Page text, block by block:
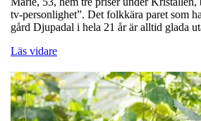
tv-personlighet”. Det folkkära paret som
gård Djupadal i hela 21 år är alltid glada
Läs vidare